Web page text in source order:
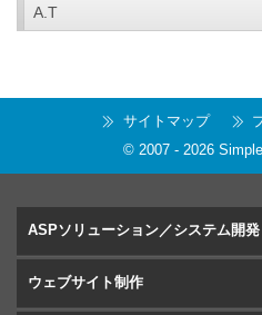
A.T
サイトマップ
© 2007 - 2026
ASPソリューション／システム開発
ウェブサイト制作